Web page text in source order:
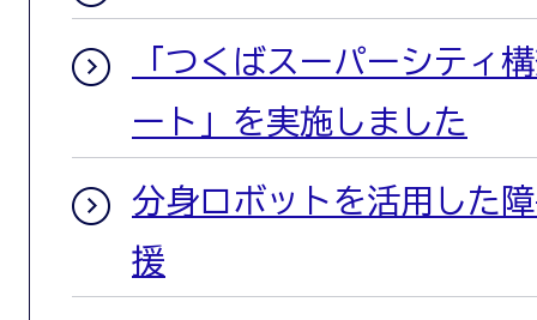
「つくばスーパーシティ
ート」を実施しました
分身ロボットを活用した
援